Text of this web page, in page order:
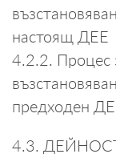
настоящ ДЕЕ
4.2.2. Процес
предходен
4.3.